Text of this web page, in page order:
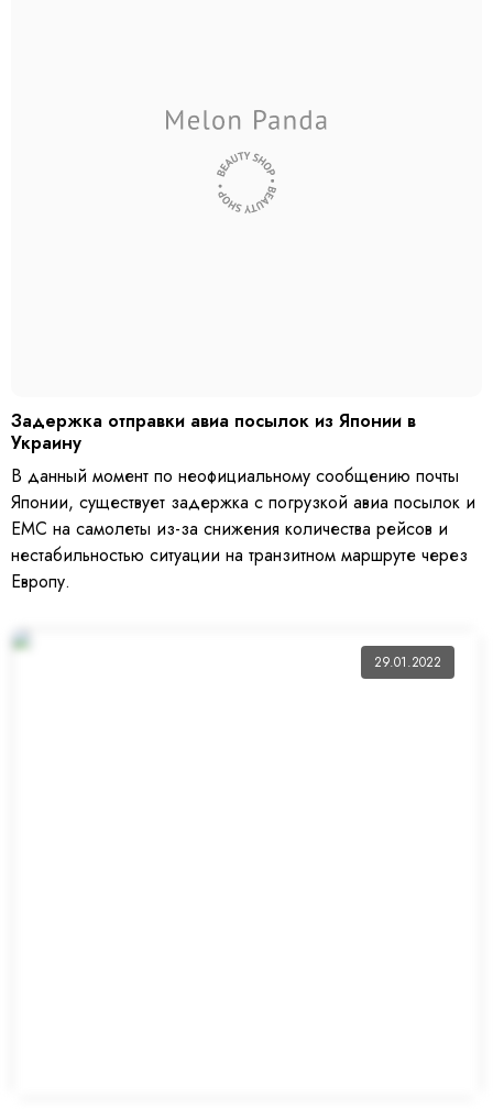
Задержка отправки авиа посылок из Японии в
Украину
В данный момент по неофициальному сообщению почты
Японии, существует задержка с погрузкой авиа посылок и
ЕМС на самолеты из-за снижения количества рейсов и
нестабильностью ситуации на транзитном маршруте через
Европу.
29.01.2022